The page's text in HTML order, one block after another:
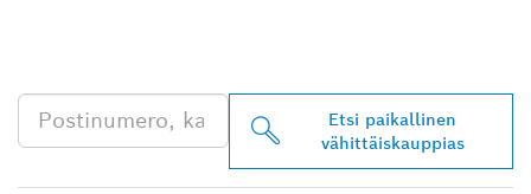
Etsi paikallinen
vähittäiskauppias